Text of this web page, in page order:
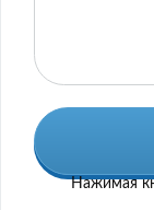
Нажимая